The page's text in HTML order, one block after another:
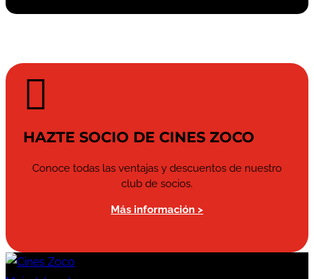

HAZTE SOCIO DE CINES ZOCO
Conoce todas las ventajas y descuentos de nuestro
club de socios.
Más información >